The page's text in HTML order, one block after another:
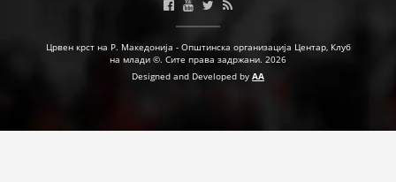
Црвен крст на Р. Македонија - Општинска организација Центар, Клуб
на млади ©. Сите права задржани. 2026
Designed and Developed by AA